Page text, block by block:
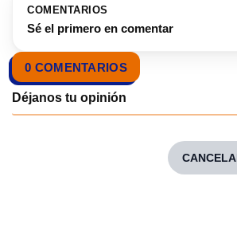
COMENTARIOS
Sé el primero en comentar
0 COMENTARIOS